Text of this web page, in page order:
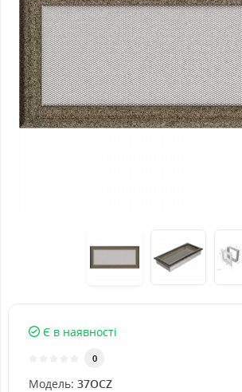
Є в наявності
0
Модель: 37OCZ